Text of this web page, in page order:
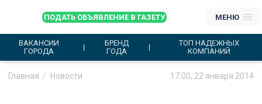
ПОДАТЬ ОБЪЯВЛЕНИЕ В ГАЗЕТУ МЕНЮ
ВАКАНСИИ
ГОРОДА
БРЕНД
ГОДА
ТОП НАДЕЖНЫХ
КОМПАНИЙ
Главная Новости 17:00, 22 января 2014